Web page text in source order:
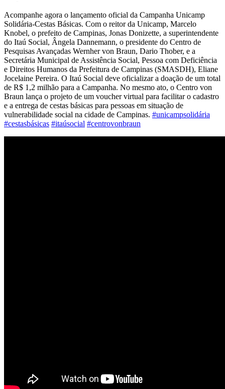
Acompanhe agora o lançamento oficial da Campanha Unicamp
Solidária-Cestas Básicas. Com o reitor da Unicamp, Marcelo
Knobel, o prefeito de Campinas, Jonas Donizette, a superintendente
do Itaú Social, Ângela Dannemann, o presidente do Centro de
Pesquisas Avançadas Wernher von Braun, Dario Thober, e a
Secretária Municipal de Assistência Social, Pessoa com Deficiência
e Direitos Humanos da Prefeitura de Campinas (SMASDH), Eliane
Jocelaine Pereira. O Itaú Social deve oficializar a doação de um total
de R$ 1,2 milhão para a Campanha. No mesmo ato, o Centro von
Braun lança o projeto de um voucher virtual para facilitar o cadastro
e a entrega de cestas básicas para pessoas em situação de
vulnerabilidade social na cidade de Campinas. #unicampsolidária
#cestasbásicas #itaúsocial #centrovonbraun